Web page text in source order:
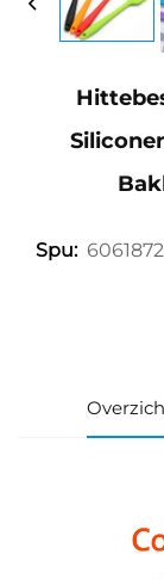
Spu: